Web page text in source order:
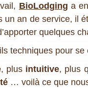
BioLodging a
an de service, il
quelques
techniques pour
, plus intuitive, plus
… voilà ce que